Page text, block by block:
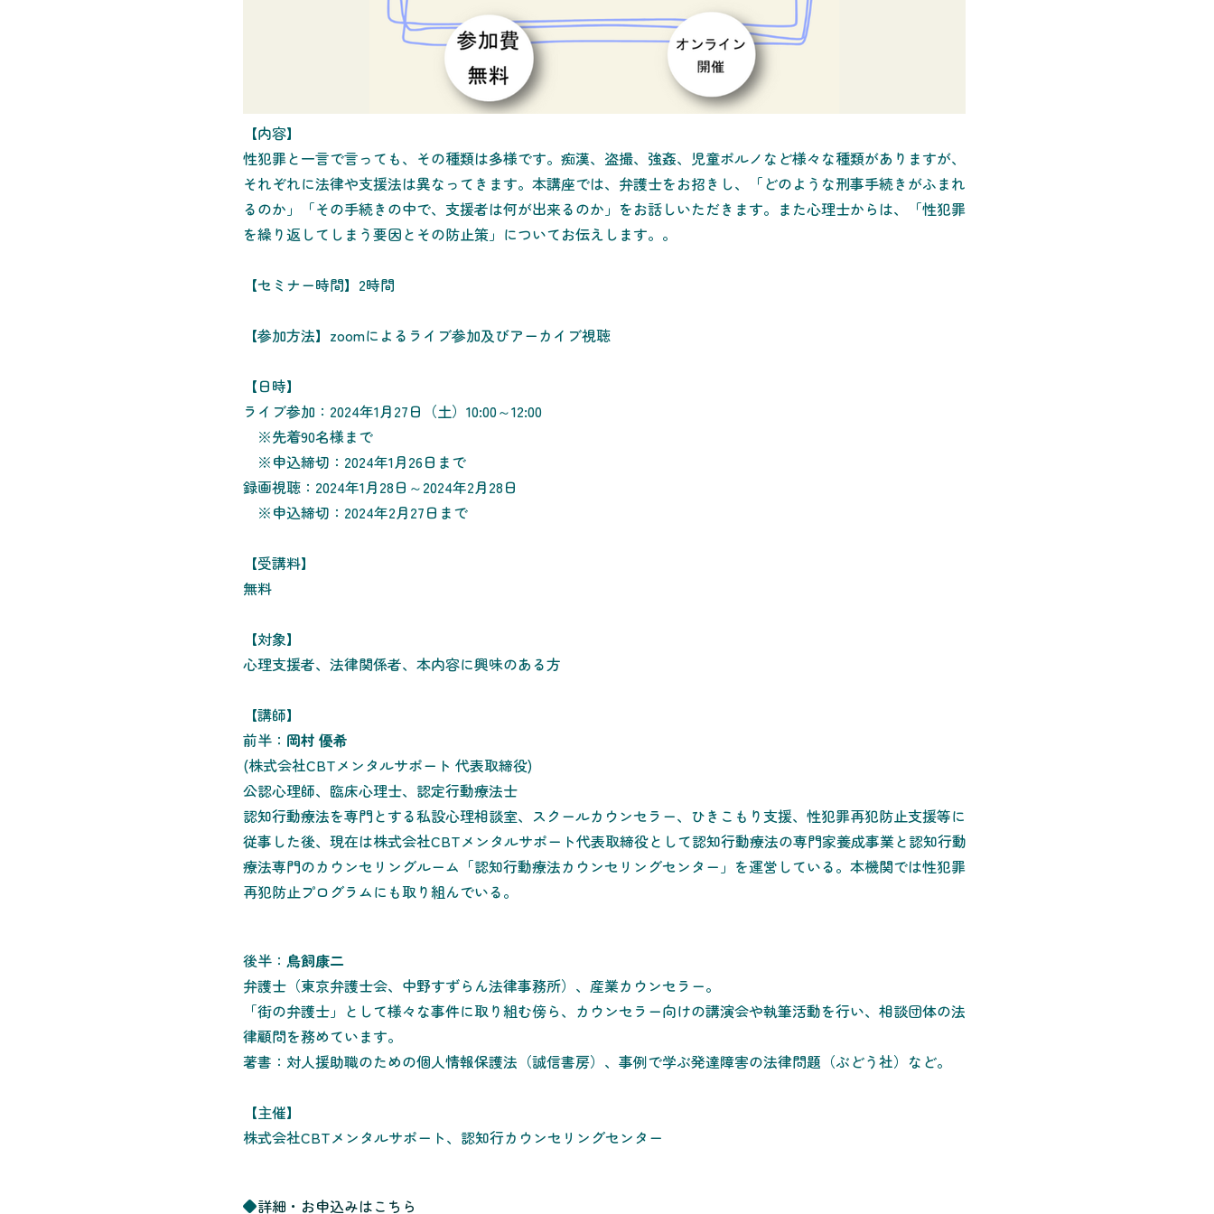
【内容】
性犯罪と一言で言っても、その種類は多様です。痴漢、盗撮、強姦、児童ポルノなど様々な種類がありますが、
それぞれに法律や支援法は異なってきます。本講座では、弁護士をお招きし、「どのような刑事手続きがふまれ
るのか」「その手続きの中で、支援者は何が出来るのか」をお話しいただきます。また心理士からは、「性犯罪
を繰り返してしまう要因とその防止策」についてお伝えします。。
【セミナー時間】2時間
【参加方法】zoomによるライブ参加及びアーカイブ視聴
【日時】
ライブ参加：2024年1月27日（土）10:00～12:00
※先着90名様まで
※申込締切：2024年1月26日まで
録画視聴：2024年1月28日～2024年2月28日
※申込締切：2024年2月27日まで
【受講料】
無料
【対象】
心理支援者、法律関係者、本内容に興味のある方
【講師】
前半： 岡村 優希
(株式会社CBTメンタルサポート 代表取締役)
公認心理師、臨床心理士、認定行動療法士
認知行動療法を専門とする私設心理相談室、スクールカウンセラー、ひきこもり支援、性犯罪再犯防止支援等に
従事した後、現在は株式会社CBTメンタルサポート代表取締役として認知行動療法の専門家養成事業と認知行動
療法専門のカウンセリングルーム「認知行動療法カウンセリングセンター」を運営している。本機関では性犯罪
再犯防止プログラムにも取り組んでいる。
後半： 鳥飼康二
弁護士（東京弁護士会、中野すずらん法律事務所）、産業カウンセラー。
「街の弁護士」として様々な事件に取り組む傍ら、カウンセラー向けの講演会や執筆活動を行い、相談団体の法
律顧問を務めています。
著書：対人援助職のための個人情報保護法（誠信書房）、事例で学ぶ発達障害の法律問題（ぶどう社）など。
【主催】
株式会社CBTメンタルサポート、認知行カウンセリングセンター
◆詳細・お申込みはこちら